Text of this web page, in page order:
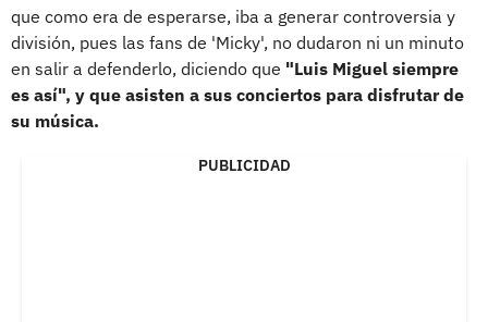
que como era de esperarse, iba a generar controversia y
división, pues las fans de 'Micky', no dudaron ni un minuto
en salir a defenderlo, diciendo que "Luis Miguel siempre
es así", y que asisten a sus conciertos para disfrutar de
su música.
PUBLICIDAD